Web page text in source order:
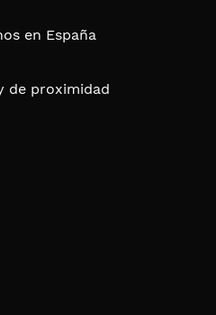
en España
de proximidad